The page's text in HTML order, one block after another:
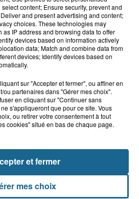
- 13 min 46 sec
4 - L’autre est-il un
?
0:00 13
- 13 min 59 sec
et les stéréotypes peuvent
la haine et le natio
0:00 13
content; Ensure security, prevent and
and present advertising and content;
choices. These technologies may
as IP address and browsing data to offer
devices based on information actively
data; Match and combine data from
devices; Identify devices based on
sur "Accepter et fermer", ou affiner en
partenaires dans "Gérer mes choix".
en cliquant sur "Continuer sans
s'appliqueront que pour ce site. Vous
ou retirer votre consentement à tout
cookies" situé en bas de chaque page.
mes choix
et fermer